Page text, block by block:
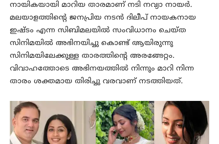
നായികയായി മാറിയ താരമാണ് നടി നവ്യാ നായര്‍.
മലയാളത്തിന്റെ ജനപ്രിയ നടന്‍ ദിലീപ് നായകനായ
ഇഷ്ടം എന്ന സിബിമലയില്‍ സംവിധാനം ചെയ്ത
സിനിമയില്‍ അഭിനയിച്ചു കൊണ്ട് ആയിരുന്നു
സിനിമയിലേക്കുള്ള താരത്തിന്റെ അരങ്ങേറ്റം.
വിവാഹത്തോടെ അഭിനയത്തില്‍ നിന്നും മാറി നിന്ന
താരം ശക്തമായ തിരിച്ചു വരവാണ് നടത്തിയത്.